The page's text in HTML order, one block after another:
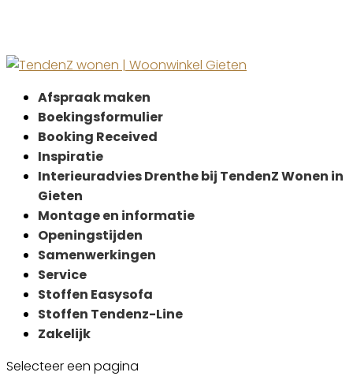
Afspraak maken
Boekingsformulier
Booking Received
Inspiratie
Interieuradvies Drenthe bij TendenZ Wonen in
Gieten
Montage en informatie
Openingstijden
Samenwerkingen
Service
Stoffen Easysofa
Stoffen Tendenz-Line
Zakelijk
Selecteer een pagina